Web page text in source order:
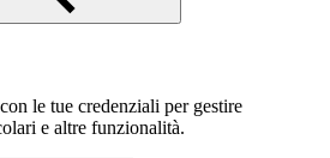
le tue credenziali per gestire
e altre funzionalità.